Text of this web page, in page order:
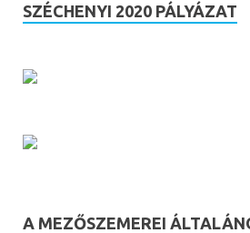
SZÉCHENYI 2020 PÁLYÁZAT
A MEZŐSZEMEREI